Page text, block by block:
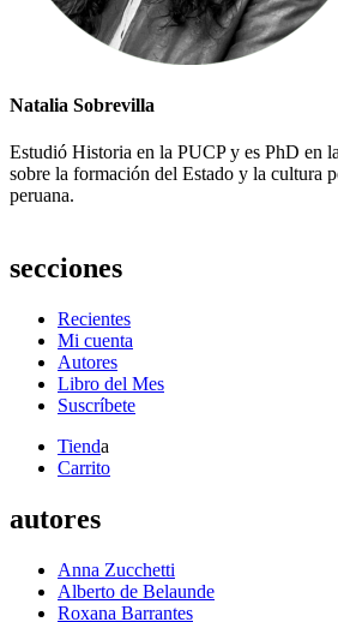
Natalia Sobrevilla
Estudió Historia en la PUCP y es PhD en
sobre la formación del Estado y la cultura
peruana.
secciones
Recientes
Mi cuenta
Autores
Libro del Mes
Suscríbete
Tienda
Carrito
autores
Anna Zucchetti
Alberto de Belaunde
Roxana Barrantes